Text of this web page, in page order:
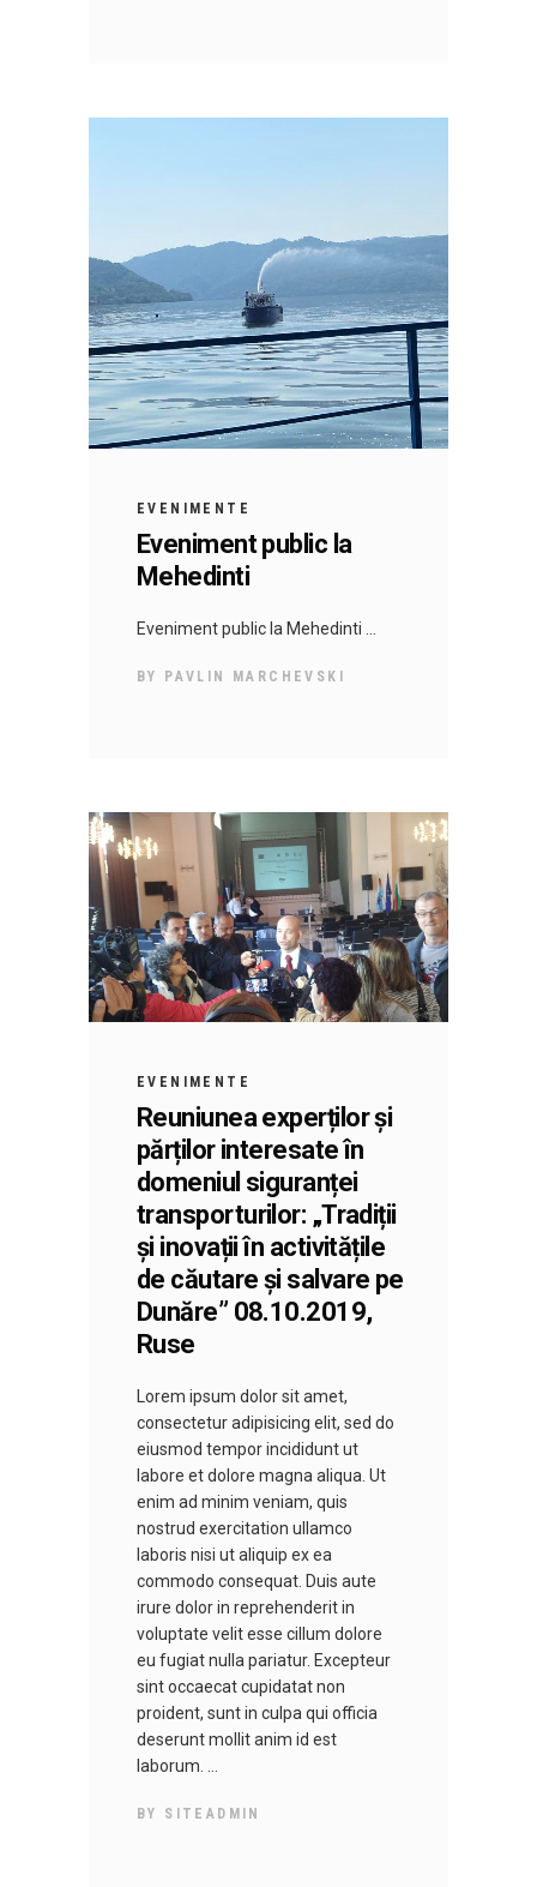
EVENIMENTE
Еveniment public la
Mehedinti
Еveniment public la Mehedinti
BY PAVLIN MARCHEVSKI
EVENIMENTE
Reuniunea experților și
părților interesate în
domeniul siguranței
transporturilor: „Tradiții
și inovații în activitățile
de căutare și salvare pe
Dunăre” 08.10.2019,
Ruse
Lorem ipsum dolor sit amet,
consectetur adipisicing elit, sed do
eiusmod tempor incididunt ut
labore et dolore magna aliqua. Ut
enim ad minim veniam, quis
nostrud exercitation ullamco
laboris nisi ut aliquip ex ea
commodo consequat. Duis aute
irure dolor in reprehenderit in
voluptate velit esse cillum dolore
eu fugiat nulla pariatur. Excepteur
sint occaecat cupidatat non
proident, sunt in culpa qui officia
deserunt mollit anim id est
laborum.
BY SITEADMIN